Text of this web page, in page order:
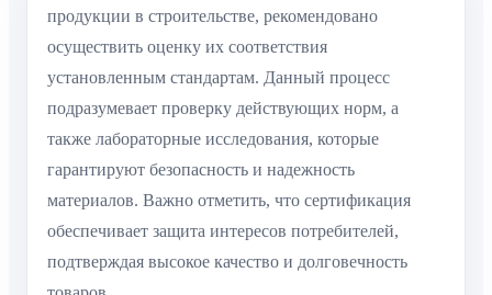
продукции в строительстве, рекомендовано
осуществить оценку их соответствия
установленным стандартам. Данный процесс
подразумевает проверку действующих норм, а
также лабораторные исследования, которые
гарантируют безопасность и надежность
материалов. Важно отметить, что сертификация
обеспечивает защита интересов потребителей,
подтверждая высокое качество и долговечность